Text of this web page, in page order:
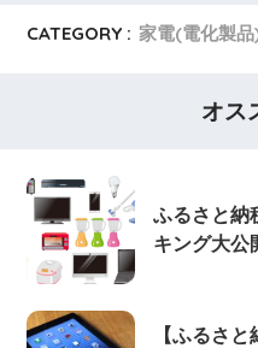
CATEGORY : 家電(電化製品
オス
ふるさと納
キング大公
【ふるさ